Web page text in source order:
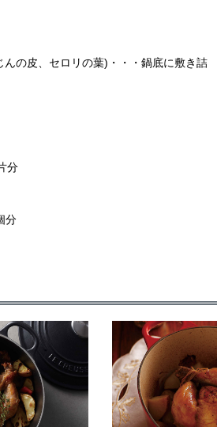
の皮、セロリの葉)・・・鍋底に敷き詰
分
分